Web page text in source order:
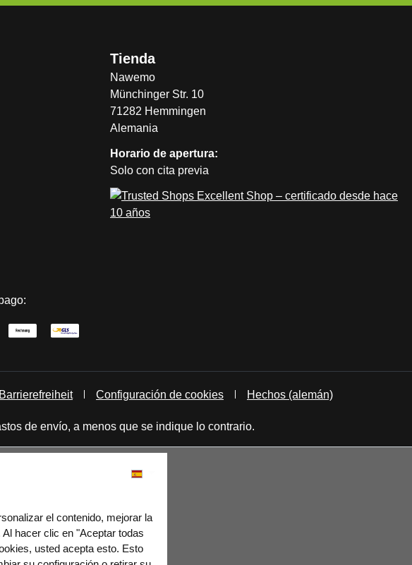
el contenido, mejorar la
hacer clic en "Aceptar todas
usted acepta esto. Esto
Tienda
Nawemo
Münchinger Str. 10
71282 Hemmingen
Alemania
Horario de apertura:
Solo con cita previa
Configuración de cookies Hechos (alemán)
de envío, a menos que se indique lo contrario.